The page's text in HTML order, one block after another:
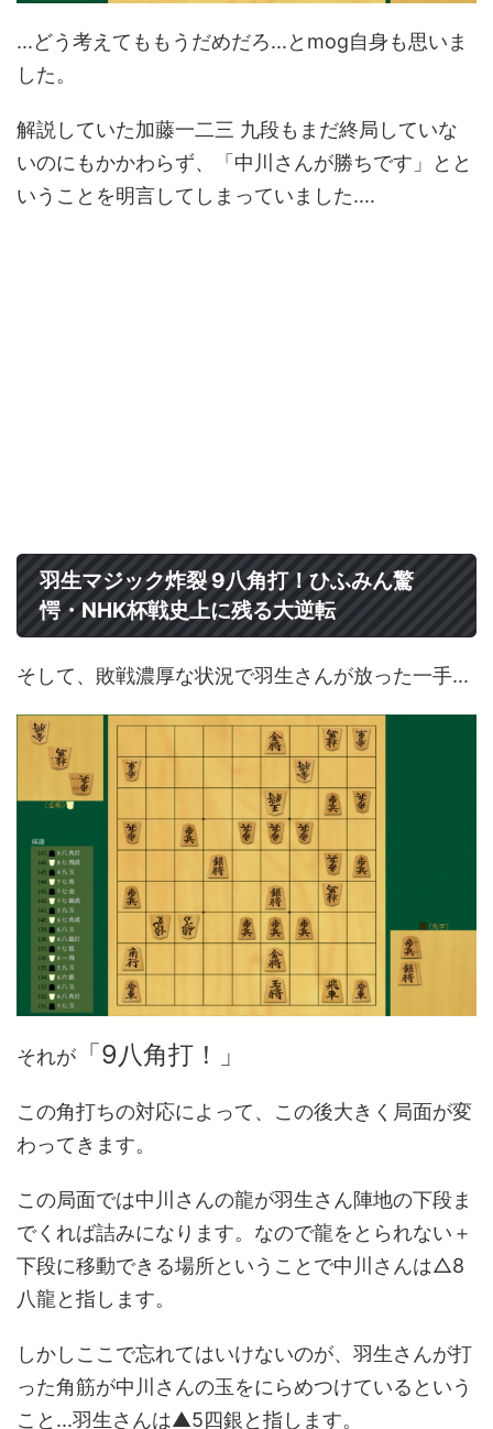
...どう考えてももうだめだろ...とmog自身も思いま
した。
解説していた加藤一二三 九段もまだ終局していな
いのにもかかわらず、「中川さんが勝ちです」とと
いうことを明言してしまっていました....
羽生マジック炸裂 9八角打！ひふみん驚
愕・NHK杯戦史上に残る大逆転
そして、敗戦濃厚な状況で羽生さんが放った一手...
それが 「9八角打！」
この角打ちの対応によって、この後大きく局面が変
わってきます。
この局面では中川さんの龍が羽生さん陣地の下段ま
でくれば詰みになります。なので龍をとられない＋
下段に移動できる場所ということで中川さんは△8
八龍と指します。
しかしここで忘れてはいけないのが、羽生さんが打
った角筋が中川さんの玉をにらめつけているという
こと...羽生さんは▲5四銀と指します。